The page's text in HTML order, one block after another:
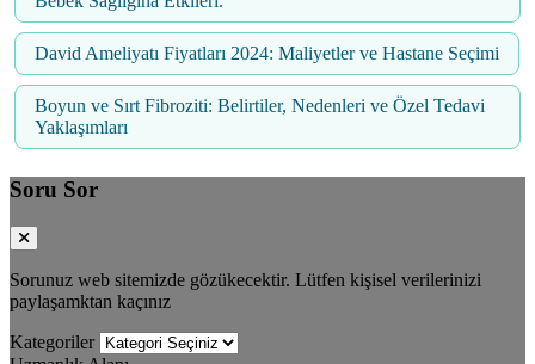
David Ameliyatı Fiyatları 2024: Maliyetler ve Hastane Seçimi
Boyun ve Sırt Fibroziti: Belirtiler, Nedenleri ve Özel Tedavi
Yaklaşımları
Soru Sor
Sorunuz web sitemizde gözükecektir. Lütfen kişisel verilerinizi
paylaşamktan kaçınız
Kategoriler